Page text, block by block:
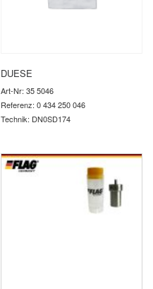
DUESE
Art-Nr: 35 5046
Referenz: 0 434 250 046
Technik: DN0SD174